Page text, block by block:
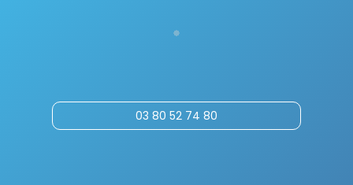
03 80 52 74 80